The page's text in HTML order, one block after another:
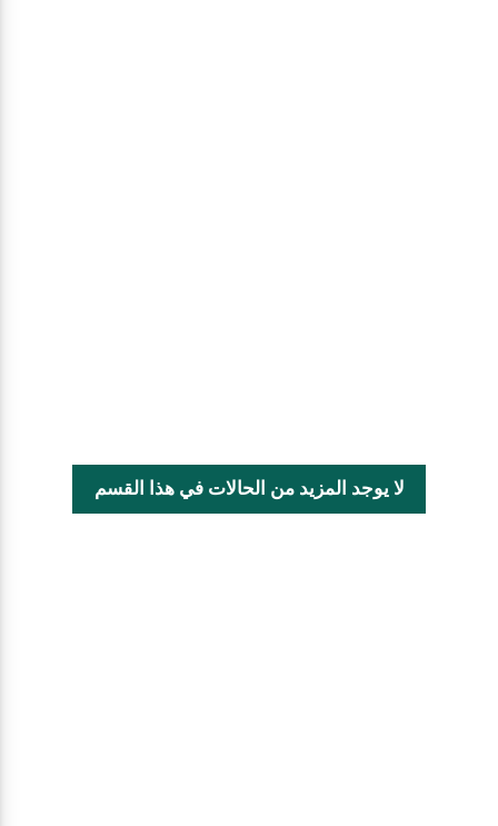
لا يوجد المزيد من الحالات في هذا القسم